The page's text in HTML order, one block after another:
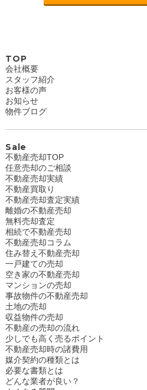
TOP
会社概要
スタッフ紹介
お客様の声
お知らせ
物件ブログ
Sale
不動産売却TOP
任意売却のご相談
不動産売却実績
不動産買取り
不動産売却査定実績
離婚の不動産売却
無料売却査定
相続で不動産売却
不動産売却コラム
住み替え不動産売却
一戸建ての売却
空き家の不動産売却
マンションの売却
事故物件の不動産売却
土地の売却
収益物件の売却
不動産の売却の流れ
少しでも高く売るポイント
不動産売却時の諸費用
媒介契約の種類とは
必要な書類とは
どんな業者が良い？